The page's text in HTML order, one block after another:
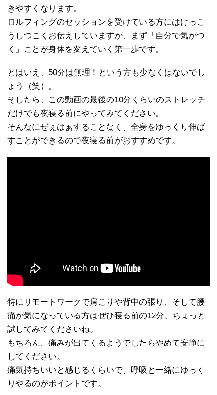
きやすくなります。
ロルフィングのセッションを受けている方にはけっこ
うしつこくお伝えしていますが、まず「自分で気がつ
く」ことが身体を変えていく第一歩です。
とはいえ、50分は無理！という方も少なくはないでし
ょう（笑）。
そしたら、この動画の最後の10分くらいのストレッチ
だけでも夜寝る前にやってみてください。
そんなにぜぇはぁすることなく、全身をゆっくり伸ば
すことができるので夜寝る前がおすすめです。
特にリモートワークで肩こりや背中の張り、そして腰
痛が気になっている方はぜひ寝る前の12分、ちょっと
試してみてくださいね。
もちろん、痛みが出てくるようでしたらやめて安静に
してください。
痛気持ちいいと感じるくらいで、呼吸と一緒にゆっく
りやるのがポイントです。